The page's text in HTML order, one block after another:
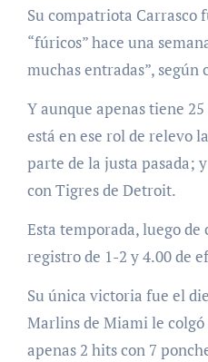
Su compatriota Carrasco
“fúricos” hace una
muchas entradas”,
Y aunque apenas tiene
está en ese rol de relevo
parte de la justa pasada;
con Tigres de Detroit.
Esta temporada, luego
registro de 1-2 y 4.00 de
Su única victoria fue el
Marlins de Miami le
apenas 2 hits con 7